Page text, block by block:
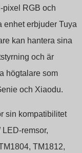
pixel RGB och
enhet erbjuder Tuya
kan hantera sina
och är
högtalare som
och Xiaodu.
sin kompatibilitet
remsor,
TM1812,